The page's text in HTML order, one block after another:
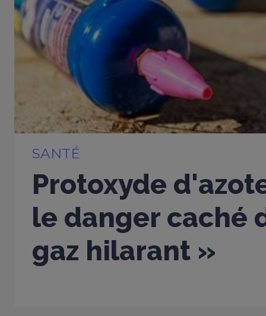
SANTÉ
Protoxyde
le danger caché
gaz hilarant »